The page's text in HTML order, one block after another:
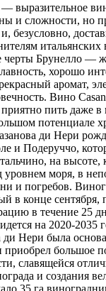
выразительное
и сложности, но
безусловно,
черты Брунелло —
хорошо
аромат,
Вино
пить даже в
потенциале
ди Нери
и Подеруччо,
на высоте,
уровнем моря, в
и погребов.
в конце сентября,
в течение 25
на 2020-2035
Нери была
большое
славящейся
и создания
35 га